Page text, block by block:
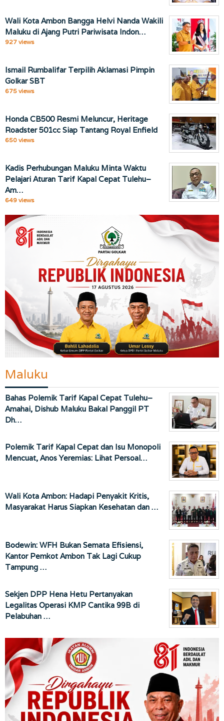
Wali Kota Ambon Bangga Helvi Nanda Wakili
Maluku di Ajang Putri Pariwisata Indon…
927 views
Ismail Rumbalifar Terpilih Aklamasi Pimpin
Golkar SBT
675 views
Honda CB500 Resmi Meluncur, Heritage
Roadster 501cc Siap Tantang Royal Enfield
650 views
Kadis Perhubungan Maluku Minta Waktu
Pelajari Aturan Tarif Kapal Cepat Tulehu–
Am…
649 views
Maluku
Bahas Polemik Tarif Kapal Cepat Tulehu–
Amahai, Dishub Maluku Bakal Panggil PT
Dh…
Polemik Tarif Kapal Cepat dan Isu Monopoli
Mencuat, Anos Yeremias: Lihat Persoal…
Wali Kota Ambon: Hadapi Penyakit Kritis,
Masyarakat Harus Siapkan Kesehatan dan …
Bodewin: WFH Bukan Semata Efisiensi,
Kantor Pemkot Ambon Tak Lagi Cukup
Tampung …
Sekjen DPP Hena Hetu Pertanyakan
Legalitas Operasi KMP Cantika 99B di
Pelabuhan …